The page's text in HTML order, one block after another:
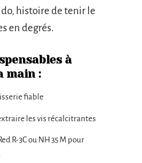
histoire de tenir le
en degrés.
à
main :
fiable
les vis récalcitrantes
R-3C ou NH 35 M pour